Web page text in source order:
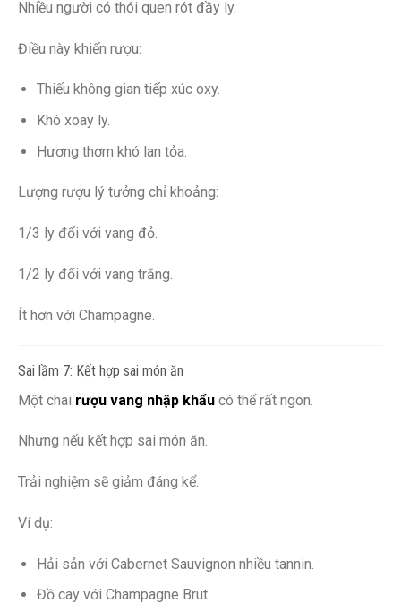
Nhiều người có thói quen rót đầy ly.
Điều này khiến rượu:
Thiếu không gian tiếp xúc oxy.
Khó xoay ly.
Hương thơm khó lan tỏa.
Lượng rượu lý tưởng chỉ khoảng:
1/3 ly đối với vang đỏ.
1/2 ly đối với vang trắng.
Ít hơn với Champagne.
Sai lầm 7: Kết hợp sai món ăn
Một chai rượu vang nhập khẩu có thể rất ngon.
Nhưng nếu kết hợp sai món ăn.
Trải nghiệm sẽ giảm đáng kể.
Ví dụ:
Hải sản với Cabernet Sauvignon nhiều tannin.
Đồ cay với Champagne Brut.